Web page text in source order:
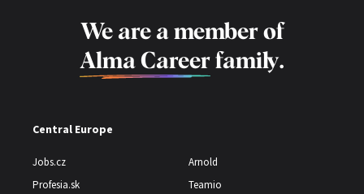
We are a member of
Alma Career family.
Central Europe
Jobs.cz
Profesia.sk
Arnold
Teamio